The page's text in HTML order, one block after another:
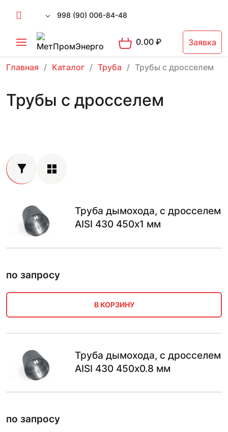
998 (90) 006-84-48
0.00₽ Заявка
Главная Каталог Труба Трубы с дросселем
Трубы с дросселем
Труба дымохода, с дросселем
AISI 430 450х1 мм
по запросу
В КОРЗИНУ
Труба дымохода, с дросселем
AISI 430 450х0.8 мм
по запросу